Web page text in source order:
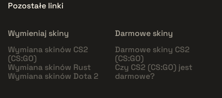
Pozostałe linki
Wymieniaj skiny
Wymiana skinów CS2
(CS:GO)
Wymiana skinów Rust
Wymiana skinów Dota 2
Darmowe skiny
Darmowe skiny CS2
(CS:GO)
Czy CS2 (CS:GO) jest
darmowe?